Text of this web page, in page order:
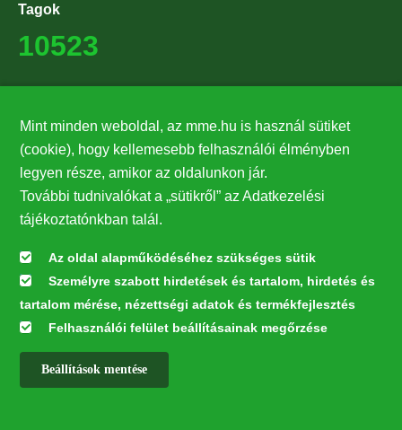
Tagok
10523
27224
Hírlevél feliratkozás
Értesüljön elsőként legfrissebb híreinkről, eseményeinkről!
Feliratkozás
Mint minden weboldal, az mme.hu is használ sütiket
(cookie), hogy kellemesebb felhasználói élményben
legyen része, amikor az oldalunkon jár.
További tudnivalókat a „sütikről” az Adatkezelési
tájékoztatónkban talál.
Az oldal alapműködéséhez szükséges sütik
Személyre szabott hirdetések és tartalom, hirdetés és
tartalom mérése, nézettségi adatok és termékfejlesztés
Felhasználói felület beállításainak megőrzése
Beállítások mentése